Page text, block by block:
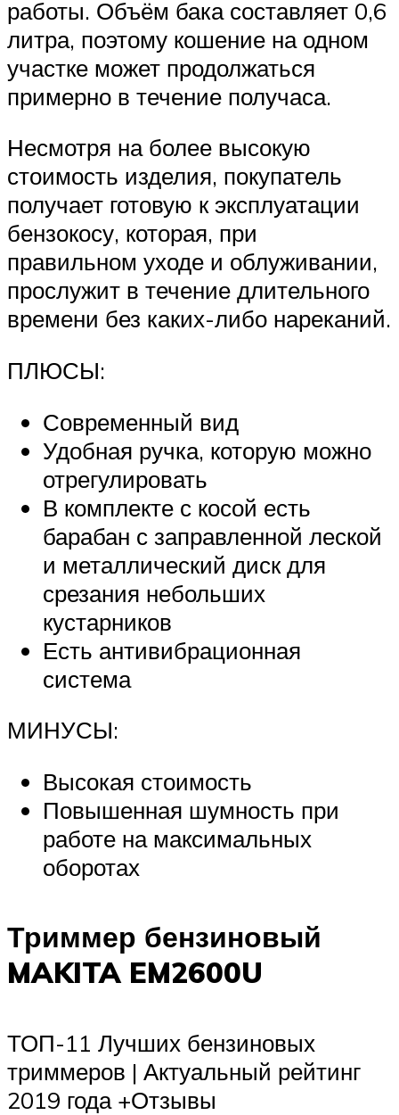
работы. Объём бака составляет 0,6
литра, поэтому кошение на одном
участке может продолжаться
примерно в течение получаса.
Несмотря на более высокую
стоимость изделия, покупатель
получает готовую к эксплуатации
бензокосу, которая, при
правильном уходе и облуживании,
прослужит в течение длительного
времени без каких-либо нареканий.
ПЛЮСЫ:
Современный вид
Удобная ручка, которую можно
отрегулировать
В комплекте с косой есть
барабан с заправленной леской
и металлический диск для
срезания небольших
кустарников
Есть антивибрационная
система
МИНУСЫ:
Высокая стоимость
Повышенная шумность при
работе на максимальных
оборотах
Триммер бензиновый
MAKITA EM2600U
ТОП-11 Лучших бензиновых
триммеров | Актуальный рейтинг
2019 года +Отзывы